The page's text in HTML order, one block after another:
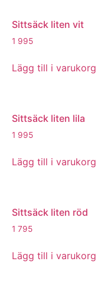
Sittsäck liten vit
1 995
Lägg till i varukorg
Sittsäck liten lila
1 995
Lägg till i varukorg
Sittsäck liten röd
1 795
Lägg till i varukorg